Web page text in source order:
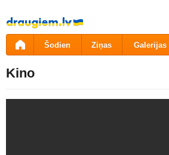
Pāriet
uz
saturu
Šodien Ziņas Galerijas
Kino